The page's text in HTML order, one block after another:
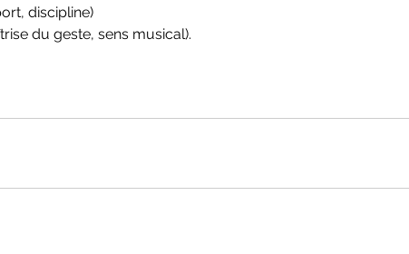
discipline)
du geste, sens musical).